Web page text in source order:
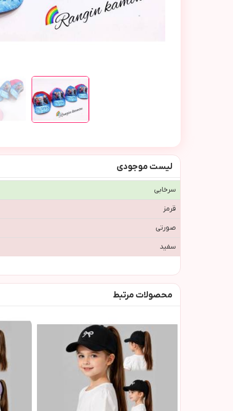
لیست موجودی
سرخابی
قرمز
صورتی
سفید
محصولات مرتبط